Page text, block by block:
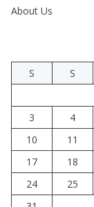
About Us
S
S
3
4
10
11
17
18
24
25